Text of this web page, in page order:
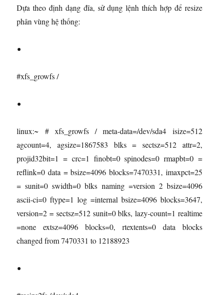
Dựa theo định dạng đĩa, sử dụng lệnh thích hợp để resize
phân vùng hệ thống:
#xfs_growfs /
linux:~ # xfs_growfs / meta-data=/dev/sda4 isize=512
agcount=4, agsize=1867583 blks = sectsz=512 attr=2,
projid32bit=1 = crc=1 finobt=0 spinodes=0 rmapbt=0 =
reflink=0 data = bsize=4096 blocks=7470331, imaxpct=25
= sunit=0 swidth=0 blks naming =version 2 bsize=4096
ascii-ci=0 ftype=1 log =internal bsize=4096 blocks=3647,
version=2 = sectsz=512 sunit=0 blks, lazy-count=1 realtime
=none extsz=4096 blocks=0, rtextents=0 data blocks
changed from 7470331 to 12188923